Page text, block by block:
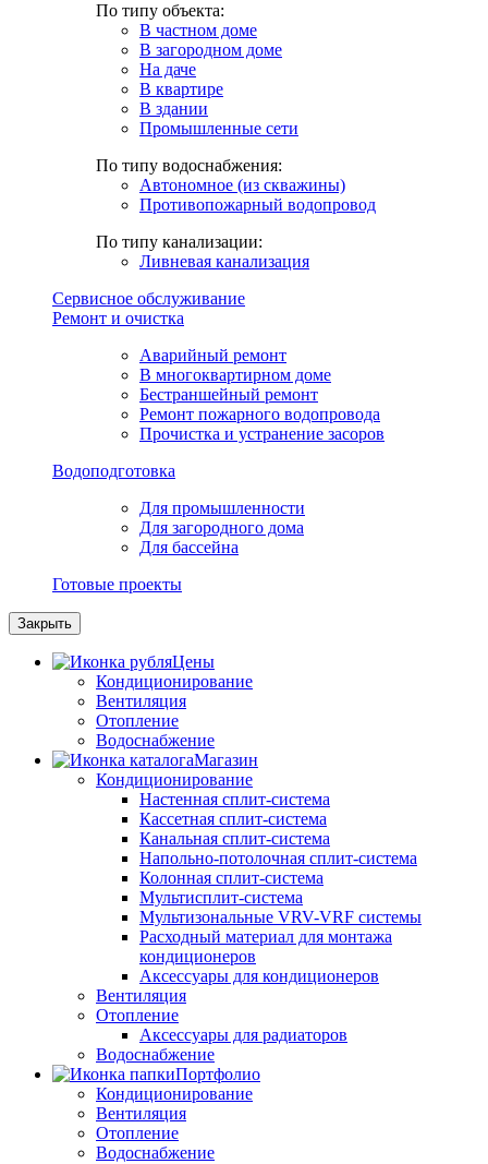
По типу объекта:
В частном доме
В загородном доме
На даче
В квартире
В здании
Промышленные сети
По типу водоснабжения:
Автономное (из скважины)
Противопожарный водопровод
По типу канализации:
Ливневая канализация
Сервисное обслуживание
Ремонт и очистка
Аварийный ремонт
В многоквартирном доме
Бестраншейный ремонт
Ремонт пожарного водопровода
Прочистка и устранение засоров
Водоподготовка
Для промышленности
Для загородного дома
Для бассейна
Готовые проекты
Закрыть
Цены
Кондиционирование
Вентиляция
Отопление
Водоснабжение
Магазин
Кондиционирование
Настенная сплит-система
Кассетная сплит-система
Канальная сплит-система
Напольно-потолочная сплит-система
Колонная сплит-система
Мультисплит-система
Мультизональные VRV-VRF системы
Расходный материал для монтажа
кондиционеров
Аксессуары для кондиционеров
Вентиляция
Отопление
Аксессуары для радиаторов
Водоснабжение
Портфолио
Кондиционирование
Вентиляция
Отопление
Водоснабжение